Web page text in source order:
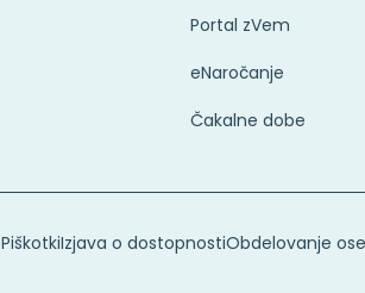
Portal zVem
eNaročanje
Čakalne dobe
PiškotkiIzjava o dostopnostiObdelovanje